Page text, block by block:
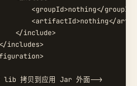
<groupId>nothing</groupId>
<artifactId>nothing</
</include>
includes>
拷贝到应用 Jar 外面-->